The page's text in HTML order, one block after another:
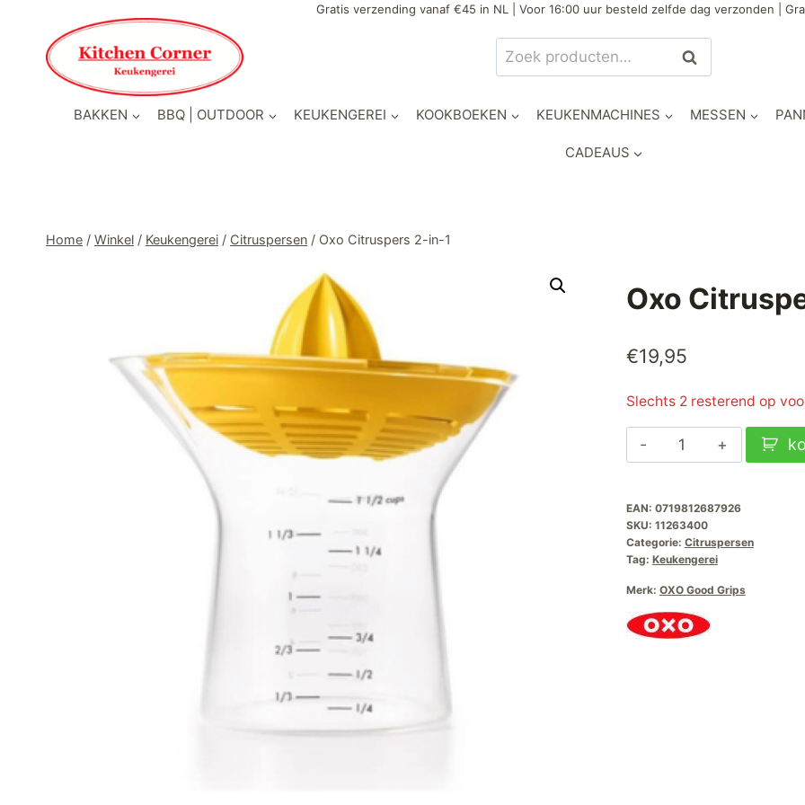
inhoud
Gratis verzending vanaf €45 in NL | Voor 16:00 uur besteld zelfde dag verzonden |
Zoeken
naar:
Zoeken
BAKKEN BBQ | OUTDOOR KEUKENGEREI KOOKBOEKEN KEUKENMACHINES MESSEN
CADEAUS
Home / Winkel / Keukengerei / Citruspersen / Oxo Citruspers 2-in-1
Oxo
€19,95
Slechts 2 resterend op
Oxo
Citruspers
in-
1
aantal
EAN: 0719812687926
SKU: 11263400
Categorie: Citruspersen
Tag: Keukengerei
Merk: OXO Good Grips